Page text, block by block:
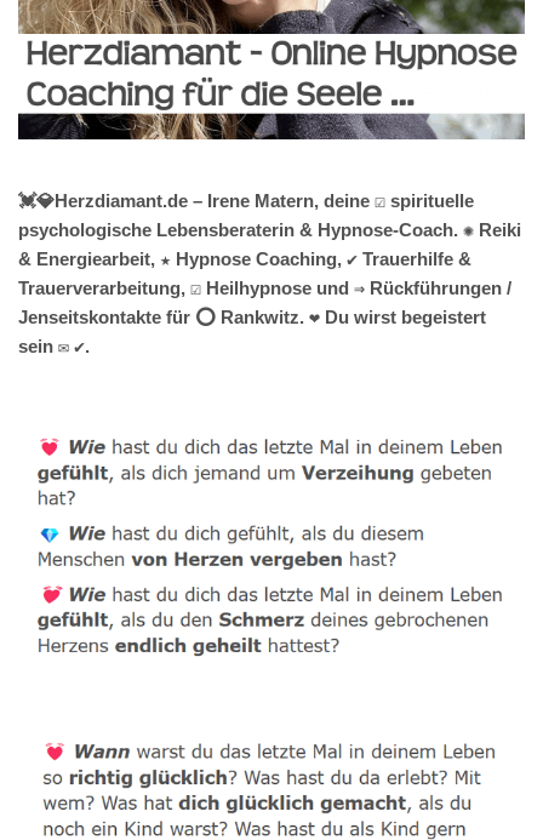
💓️💎Herzdiamant.de – Irene Matern, deine ☑️ spirituelle
psychologische Lebensberaterin & Hypnose-Coach. ✺ Reiki
& Energiearbeit, ★ Hypnose Coaching, ✔️ Trauerhilfe &
Trauerverarbeitung, ☑️ Heilhypnose und ⇒ Rückführungen /
Jenseitskontakte für ⭕ Rankwitz. ❤ Du wirst begeistert
sein ✉ ✔.